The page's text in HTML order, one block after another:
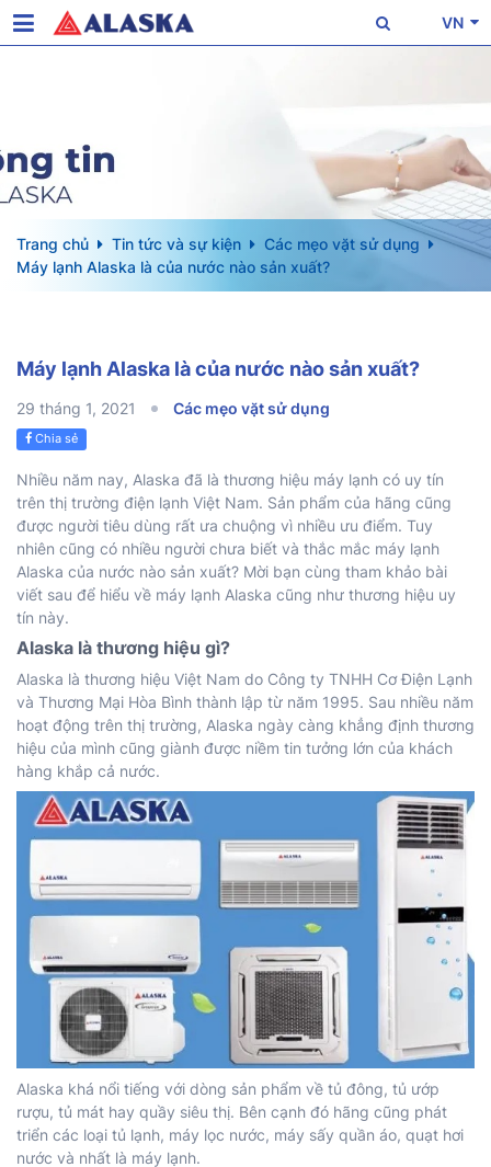
VN
Trang chủ Tin tức và sự kiện
Các mẹo vặt sử dụng
Máy lạnh Alaska là của nước nào sản xuất?
Máy lạnh Alaska là của nước nào sản xuất?
29 tháng 1, 2021 Các mẹo vặt sử dụng
Chia sẻ
Nhiều năm nay, Alaska đã là thương hiệu máy lạnh có uy tín
trên thị trường điện lạnh Việt Nam. Sản phẩm của hãng cũng
được người tiêu dùng rất ưa chuộng vì nhiều ưu điểm. Tuy
nhiên cũng có nhiều người chưa biết và thắc mắc máy lạnh
Alaska của nước nào sản xuất? Mời bạn cùng tham khảo bài
viết sau để hiểu về máy lạnh Alaska cũng như thương hiệu uy
tín này.
Alaska là thương hiệu gì?
Alaska là thương hiệu Việt Nam do Công ty TNHH Cơ Điện Lạnh
và Thương Mại Hòa Bình thành lập từ năm 1995. Sau nhiều năm
hoạt động trên thị trường, Alaska ngày càng khẳng định thương
hiệu của mình cũng giành được niềm tin tưởng lớn của khách
hàng khắp cả nước.
Alaska khá nổi tiếng với dòng sản phẩm về tủ đông, tủ ướp
rượu, tủ mát hay quầy siêu thị. Bên cạnh đó hãng cũng phát
triển các loại tủ lạnh, máy lọc nước, máy sấy quần áo, quạt hơi
nước và nhất là máy lạnh.